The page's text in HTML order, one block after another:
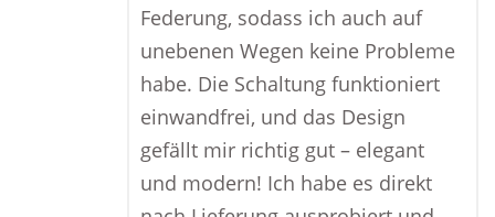
Federung, sodass ich auch auf
unebenen Wegen keine Probleme
habe. Die Schaltung funktioniert
einwandfrei, und das Design
gefällt mir richtig gut – elegant
und modern! Ich habe es direkt